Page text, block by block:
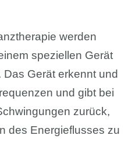
werden
speziellen Gerät
Gerät erkennt und
und gibt bei
zurück,
des Energieflusses zu